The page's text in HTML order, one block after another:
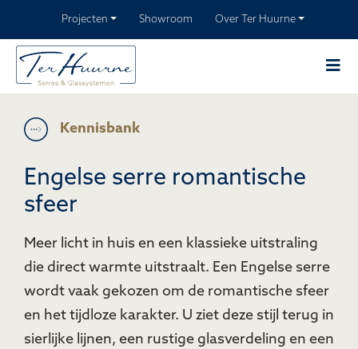
Projecten Showroom Over Ter Huurne
Kennisbank
Engelse serre romantische
sfeer
Meer licht in huis en een klassieke uitstraling
die direct warmte uitstraalt. Een Engelse serre
wordt vaak gekozen om de romantische sfeer
en het tijdloze karakter. U ziet deze stijl terug in
sierlijke lijnen, een rustige glasverdeling en een